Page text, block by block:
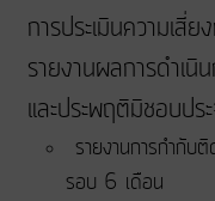
การประเมินความเสี่
รายงานผลการดำเนิ
และประพฤติมิชอบปร
รายงานการกำกับ
รอบ 6 เดือน